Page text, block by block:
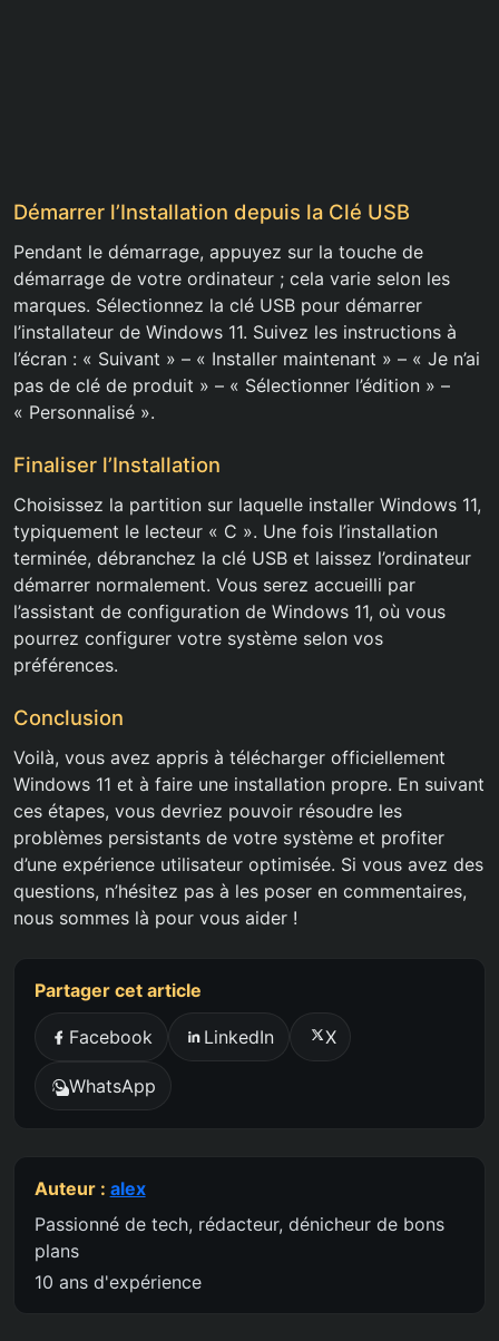
Démarrer l’Installation depuis la Clé USB
Pendant le démarrage, appuyez sur la touche de
démarrage de votre ordinateur ; cela varie selon les
marques. Sélectionnez la clé USB pour démarrer
l’installateur de Windows 11. Suivez les instructions à
l’écran : « Suivant » – « Installer maintenant » – « Je n’ai
pas de clé de produit » – « Sélectionner l’édition » –
« Personnalisé ».
Finaliser l’Installation
Choisissez la partition sur laquelle installer Windows 11,
typiquement le lecteur « C ». Une fois l’installation
terminée, débranchez la clé USB et laissez l’ordinateur
démarrer normalement. Vous serez accueilli par
l’assistant de configuration de Windows 11, où vous
pourrez configurer votre système selon vos
préférences.
Conclusion
Voilà, vous avez appris à télécharger officiellement
Windows 11 et à faire une installation propre. En suivant
ces étapes, vous devriez pouvoir résoudre les
problèmes persistants de votre système et profiter
d’une expérience utilisateur optimisée. Si vous avez des
questions, n’hésitez pas à les poser en commentaires,
nous sommes là pour vous aider !
Partager cet article
Facebook LinkedIn X
WhatsApp
Auteur : alex
Passionné de tech, rédacteur, dénicheur de bons
plans
10 ans d'expérience